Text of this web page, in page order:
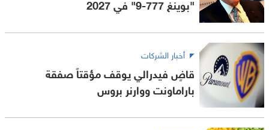
"بوينغ 777-9" في 2027
أخبار الشركات
قاضٍ فيدرالي يوقف مؤقتاً صفقة
باراماونت ووارنر بروس